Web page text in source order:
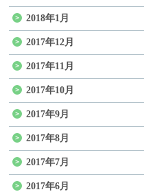
2018年1月
2017年12月
2017年11月
2017年10月
2017年9月
2017年8月
2017年7月
2017年6月